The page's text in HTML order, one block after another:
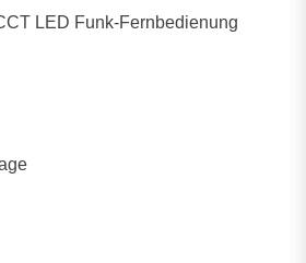
LED Funk-Fernbedienung